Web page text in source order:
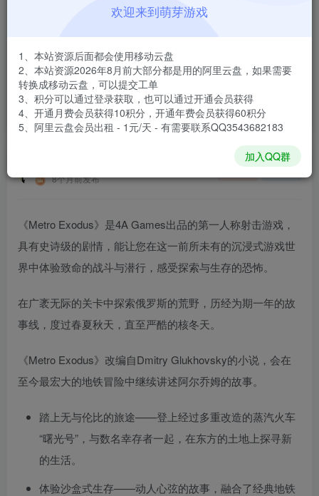
￥
免费
登录购买
安装包大小
游戏本体大小
77.76 GB
8个月前发布
《Metro Exodus》是4A Games出品的第一人称射击游戏，
具有史诗级的剧情，能让您在这一前所未有的沉浸式游戏世
界中体验致命的战斗与潜行，感受探索与生存的恐怖。
在广袤无际的关卡中探索俄罗斯的荒野，历经为期一年的故
事线，度过春夏秋天，直至严酷的核冬天。
《Metro Exodus》改编自Dmitry Glukhovsky的小说，会在
至今最宏大的地铁冒险中继续讲述阿尔乔姆的故事。
踏上无与伦比的旅途——登上经过多重改造的蒸汽火车
“曙光号”，与数名幸存者一起，在东方的土地上探寻新
的生活。
体验沙盒式生存——动人心弦的故事，融合了经典地铁
欢迎来到萌芽游戏
1、本站资源后面都会使用移动云盘
2、本站资源2026年8月前大部分都是用的阿里云盘，如果需要
转换成移动云盘，可以提交工单
3、积分可以通过登录获取，也可以通过开通会员获得
4、开通月费会员获得10积分，开通年费会员获得60积分
5、阿里云盘会员出租 - 1元/天 - 有需要联系QQ3543682183
加入QQ群